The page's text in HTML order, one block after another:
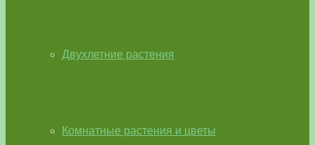
Двухлетние растения
Комнатные растения и цветы